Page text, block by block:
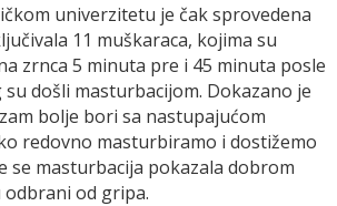
univerzitetu je čak sprovedena
11 muškaraca, kojima su
zrnca 5 minuta pre i 45 minuta posle
došli masturbacijom. Dokazano je
bolje bori sa nastupajućom
redovno masturbiramo i dostižemo
se masturbacija pokazala dobrom
od gripa.